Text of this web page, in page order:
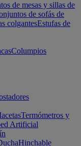
de mesas y sillas de
de sofás de
colgantesEstufas de
Columpios
Termómetros y
Artificial
Hinchable